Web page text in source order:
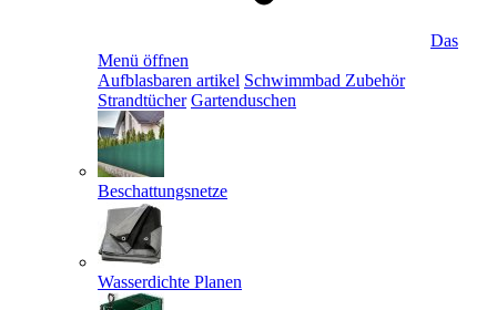
Das
Menü öffnen
Aufblasbaren artikel Schwimmbad Zubehör
Strandtücher Gartenduschen
Beschattungsnetze
Wasserdichte Planen